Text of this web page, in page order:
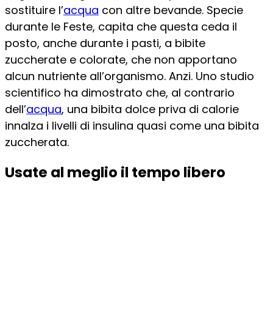
sostituire l’acqua con altre bevande. Specie
durante le Feste, capita che questa ceda il
posto, anche durante i pasti, a bibite
zuccherate e colorate, che non apportano
alcun nutriente all’organismo. Anzi. Uno studio
scientifico ha dimostrato che, al contrario
dell’acqua, una bibita dolce priva di calorie
innalza i livelli di insulina quasi come una bibita
zuccherata.
Usate al meglio il tempo libero